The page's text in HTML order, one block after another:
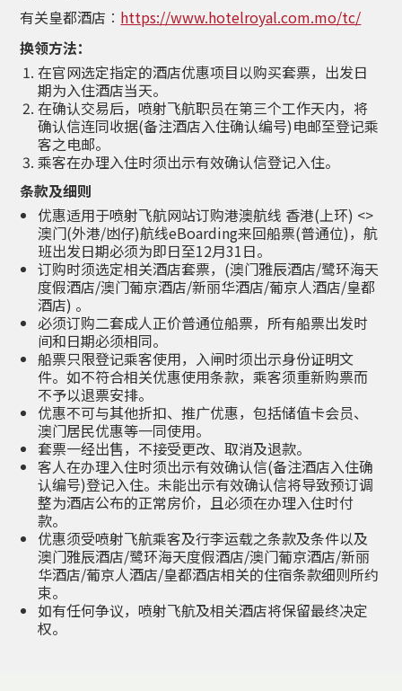
有关皇都酒店︰ https://www.hotelroyal.com.mo/tc/
换领方法：
在官网选定指定的酒店优惠项目以购买套票，出发日
期为入住酒店当天。
在确认交易后，喷射飞航职员在第三个工作天内，将
确认信连同收据(备注酒店入住确认编号)电邮至登记乘
客之电邮。
乘客在办理入住时须出示有效确认信登记入住。
条款及细则
优惠适用于喷射飞航网站订购港澳航线 香港(上环) <>
澳门(外港/凼仔)航线eBoarding来回船票(普通位)，航
班出发日期必须为即日至12月31日。
订购时须选定相关酒店套票，(澳门雅辰酒店/鹭环海天
度假酒店/澳门葡京酒店/新丽华酒店/葡京人酒店/皇都
酒店) 。
必须订购二套成人正价普通位船票，所有船票出发时
间和日期必须相同。
船票只限登记乘客使用，入闸时须出示身份证明文
件。如不符合相关优惠使用条款，乘客须重新购票而
不予以退票安排。
优惠不可与其他折扣、推广优惠，包括储值卡会员、
澳门居民优惠等一同使用。
套票一经出售，不接受更改、取消及退款。
客人在办理入住时须出示有效确认信(备注酒店入住确
认编号)登记入住。未能出示有效确认信将导致预订调
整为酒店公布的正常房价，且必须在办理入住时付
款。
优惠须受喷射飞航乘客及行李运载之条款及条件以及
澳门雅辰酒店/鹭环海天度假酒店/澳门葡京酒店/新丽
华酒店/葡京人酒店/皇都酒店相关的住宿条款细则所约
束。
如有任何争议，喷射飞航及相关酒店将保留最终决定
权。